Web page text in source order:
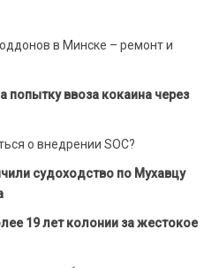
в Минске – ремонт и
попытку ввоза кокаина через
о внедрении SOC?
судоходство по Мухавцу
19 лет колонии за жестокое